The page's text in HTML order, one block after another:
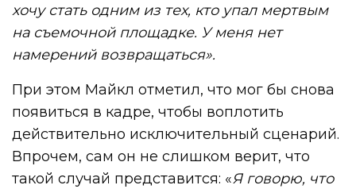
хочу стать одним из тех, кто упал мертвым
на съемочной площадке. У меня нет
намерений возвращаться».
При этом Майкл отметил, что мог бы снова
появиться в кадре, чтобы воплотить
действительно исключительный сценарий.
Впрочем, сам он не слишком верит, что
такой случай представится: «Я говорю, что